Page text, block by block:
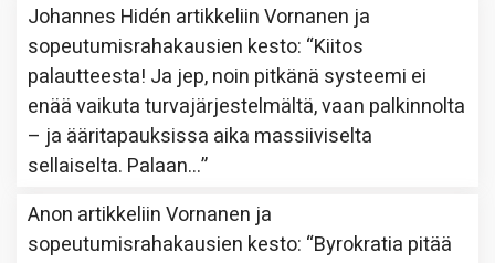
Johannes Hidén artikkeliinVornanen ja
sopeutumisrahakausien kesto: “Kiitos
palautteesta! Ja jep, noin pitkänä systeemi ei
enää vaikuta turvajärjestelmältä, vaan palkinnolta
– ja ääritapauksissa aika massiiviselta
sellaiselta. Palaan…”
Anon artikkeliinVornanen ja
sopeutumisrahakausien kesto: “Byrokratia pitää